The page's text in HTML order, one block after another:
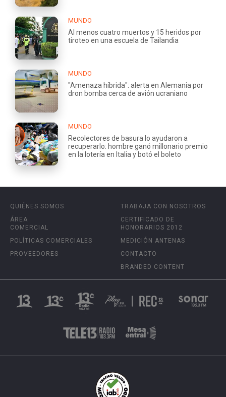
MUNDO
Al menos cuatro muertos y 15 heridos por
tiroteo en una escuela de Tailandia
MUNDO
"Amenaza híbrida": alerta en Alemania por
dron bomba cerca de avión ucraniano
MUNDO
Recolectores de basura lo ayudaron a
recuperarlo: hombre ganó millonario premio
en la lotería en Italia y botó el boleto
QUIÉNES SOMOS
ÁREA
COMERCIAL
POLÍTICAS COMERCIALES
PROVEEDORES
TRABAJA CON NOSOTROS
CERTIFICADO DE
HONORARIOS 2012
MEDICIÓN ANTENAS
CONTACTO
BRANDED CONTENT